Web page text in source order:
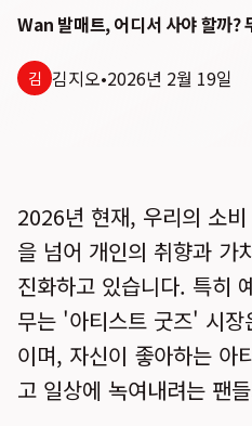
Wan 발매트, 어디서 사야 할까?
김 김지오•2026년 2월 19일
2026년 현재, 우리의 소
을 넘어 개인의 취향과 가
진화하고 있습니다. 특히
무는 '아티스트 굿즈' 시
이며, 자신이 좋아하는 아
고 일상에 녹여내려는 팬